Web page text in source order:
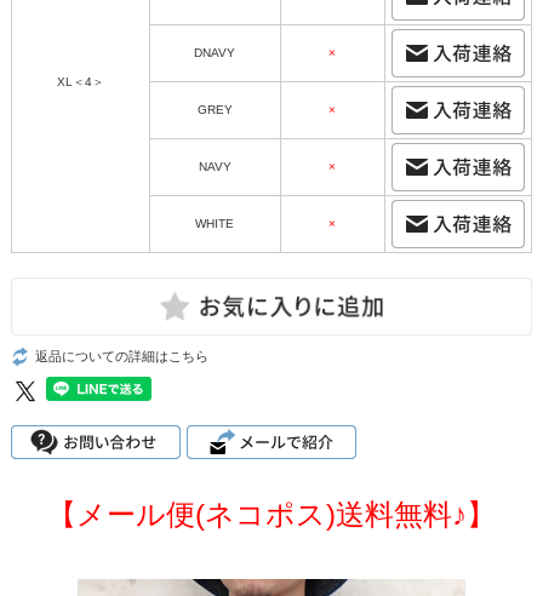
XL＜4＞
DNAVY ×
GREY ×
NAVY ×
WHITE ×
返品についての詳細はこちら
【メール便(ネコポス)送料無料♪】